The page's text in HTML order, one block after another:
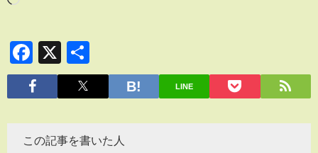
Facebook
X
有
LINE
この記事を書いた人